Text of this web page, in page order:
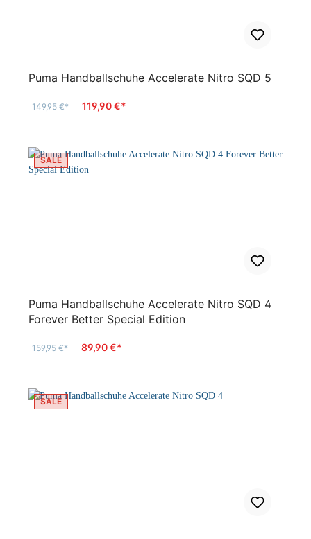
Puma Handballschuhe Accelerate Nitro SQD 5
149,95 €* 119,90 €*
SALE
Puma Handballschuhe Accelerate Nitro SQD 4
Forever Better Special Edition
159,95 €* 89,90 €*
SALE